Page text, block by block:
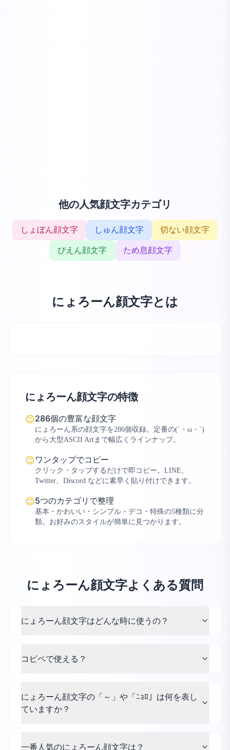
他の人気顔文字カテゴリ
しょぼん顔文字 しゅん顔文字 切ない顔文字
ぴえん顔文字 ため息顔文字
にょろーん顔文字とは
にょろーん顔文字の特徴
😊286個の豊富な顔文字
にょろーん系の顔文字を286個収録。定番の(´・ω・`)
から大型ASCII Artまで幅広くラインナップ。
😊ワンタップでコピー
クリック・タップするだけで即コピー。LINE、
Twitter、Discord などに素早く貼り付けできます。
😊5つのカテゴリで整理
基本・かわいい・シンプル・デコ・特殊の5種類に分
類。お好みのスタイルが簡単に見つかります。
にょろーん顔文字よくある質問
にょろーん顔文字はどんな時に使うの？
コピペで使える？
にょろーん顔文字の「～」や「ﾆｮﾛ」は何を表し
ていますか？
一番人気のにょろーん顔文字は？